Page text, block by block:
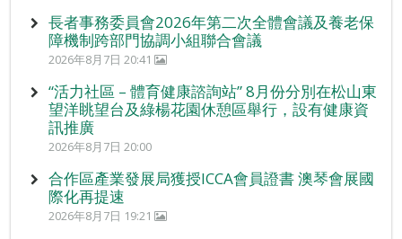
長者事務委員會2026年第二次全體會議及養老保
障機制跨部門協調小組聯合會議
2026年8月7日 20:41
“活力社區 – 體育健康諮詢站” 8月份分別在松山東
望洋眺望台及綠楊花園休憩區舉行，設有健康資
訊推廣
2026年8月7日 20:00
合作區產業發展局獲授ICCA會員證書 澳琴會展國
際化再提速
2026年8月7日 19:21